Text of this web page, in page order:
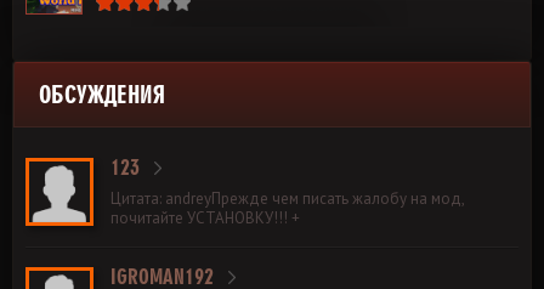
ОБСУЖДЕНИЯ
123
Цитата: andreyПрежде чем писать жалобу на мод,
почитайте УСТАНОВКУ!!! +
IGROMAN192